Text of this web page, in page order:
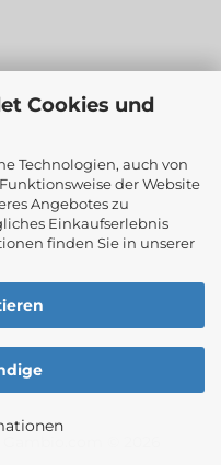
Cookies und
Technologien, auch von
der Website
Angebotes zu
Einkaufserlebnis
finden Sie in unserer